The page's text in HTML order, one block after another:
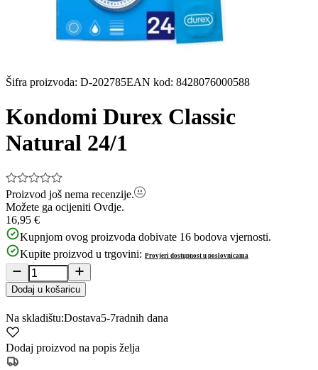
Šifra proizvoda: D-202785EAN kod: 8428076000588
Kondomi Durex Classic
Natural 24/1
Proizvod još nema recenzije.
Možete ga ocijeniti Ovdje.
16,95 €
Kupnjom ovog proizvoda dobivate 16 bodova vjernosti.
Kupite proizvod u trgovini: Provjeri dostupnost u poslovnicama
Dodaj u košaricu
Na skladištu:Dostava5-7radnih dana
Dodaj proizvod na popis želja